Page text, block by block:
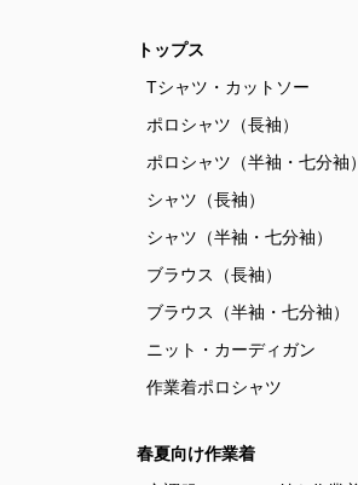
トップス
Tシャツ・カットソー
ポロシャツ（長袖）
ポロシャツ（半袖・七分袖）
シャツ（長袖）
シャツ（半袖・七分袖）
ブラウス（長袖）
ブラウス（半袖・七分袖）
ニット・カーディガン
作業着ポロシャツ
春夏向け作業着